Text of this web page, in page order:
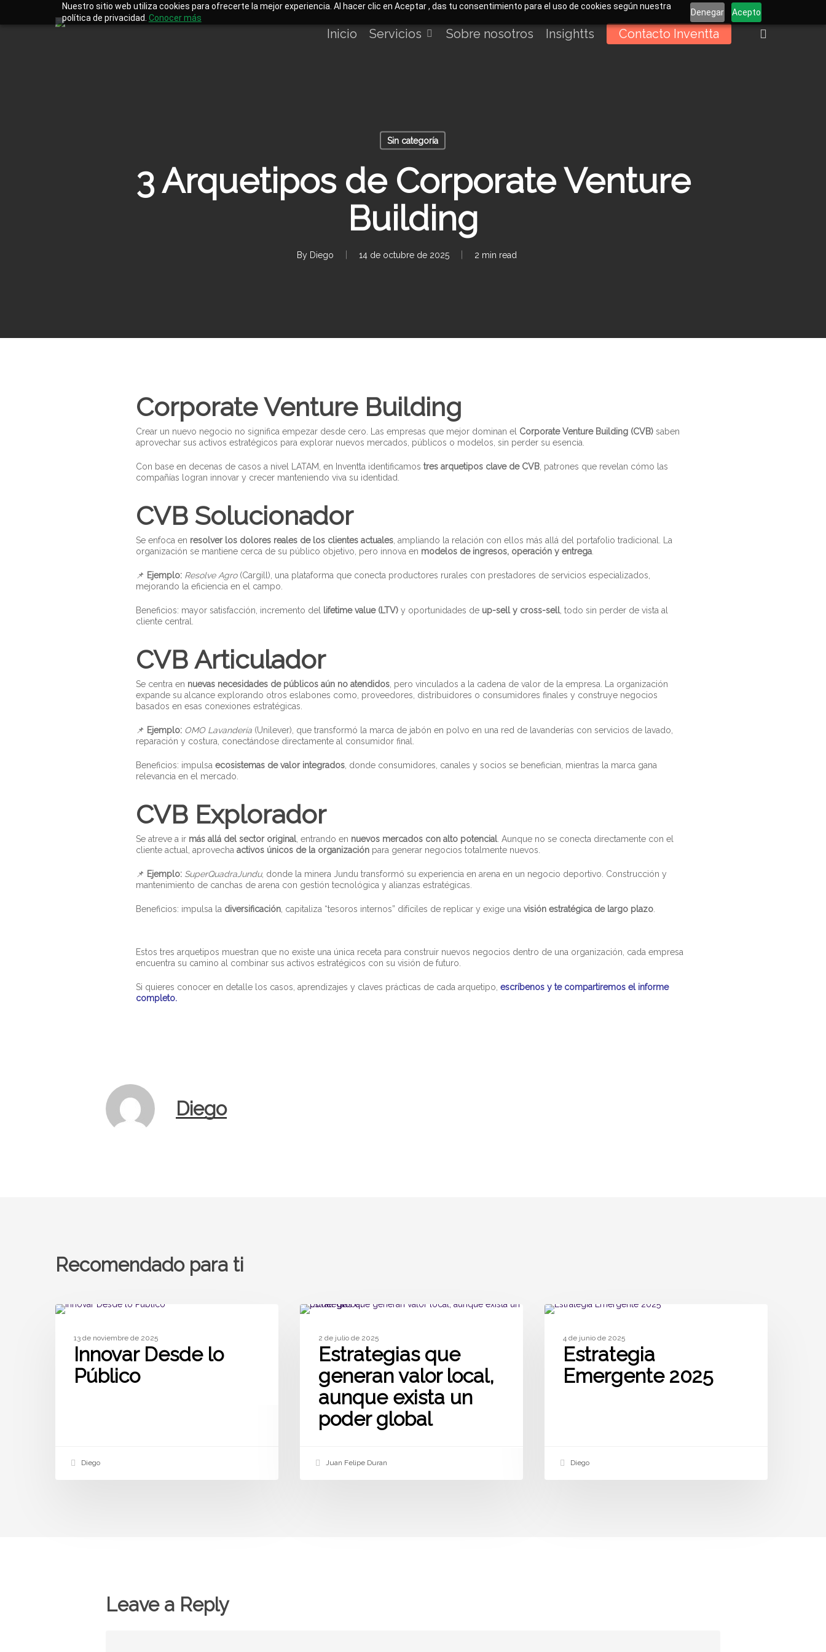
Nuestro sitio web utiliza cookies para ofrecerte la mejor experiencia. Al hacer clic en Aceptar , das tu consentimiento para el uso de cookies según nuestra
política de privacidad. Conocer más
Denegar Acepto
main
Pulsa enter para buscar o ESC para cerrar
Inicio Servicios Sobre nosotros Insightts Contacto Inventta
Sin categoría
3 Arquetipos de Corporate Venture
Building
By Diego 14 de octubre de 2025 2 min read
Corporate Venture Building
Crear un nuevo negocio no significa empezar desde cero. Las empresas que mejor dominan el Corporate Venture Building (CVB) saben
aprovechar sus activos estratégicos para explorar nuevos mercados, públicos o modelos, sin perder su esencia.
Con base en decenas de casos a nivel LATAM, en Inventta identificamostres arquetipos clave de CVB , patrones que revelan cómo las
compañías logran innovar y crecer manteniendo viva su identidad.
CVB Solucionador
Se enfoca en resolver los dolores reales de los clientes actuales , ampliando la relación con ellos más allá del portafolio tradicional. La
organización se mantiene cerca de su público objetivo, pero innova en modelos de ingresos, operación y entrega
📌 Ejemplo: Resolve Agro(Cargill), una plataforma que conecta productores rurales con prestadores de servicios especializados,
mejorando la eficiencia en el campo.
Beneficios: mayor satisfacción, incremento del lifetime value (LTV) y oportunidades de up-sell y cross-sell , todo sin perder de vista al
cliente central.
CVB Articulador
Se centra en nuevas necesidades de públicos aún no atendidos , pero vinculados a la cadena de valor de la empresa. La organización
expande su alcance explorando otros eslabones como, proveedores, distribuidores o consumidores finales y construye negocios
basados en esas conexiones estratégicas.
📌 Ejemplo: OMO Lavandería (Unilever), que transformó la marca de jabón en polvo en una red de lavanderías con servicios de lavado,
reparación y costura, conectándose directamente al consumidor final.
Beneficios: impulsaecosistemas de valor integrados , donde consumidores, canales y socios se benefician, mientras la marca gana
relevancia en el mercado.
CVB Explorador
Se atreve a ir más allá del sector original , entrando en nuevos mercados con alto potencial . Aunque no se conecta directamente con el
cliente actual, aprovechaactivos únicos de la organización para generar negocios totalmente nuevos.
📌 Ejemplo: SuperQuadraJundu, donde la minera Jundu transformó su experiencia en arena en un negocio deportivo. Construcción y
mantenimiento de canchas de arena con gestión tecnológica y alianzas estratégicas.
Beneficios: impulsa la diversificación , capitaliza “tesoros internos” difíciles de replicar y exige unavisión estratégica de largo plazo
Estos tres arquetipos muestran que no existe una única receta para construir nuevos negocios dentro de una organización, cada empresa
encuentra su camino al combinar sus activos estratégicos con su visión de futuro.
Si quieres conocer en detalle los casos, aprendizajes y claves prácticas de cada arquetipo,escríbenos y te compartiremos el informe
completo.
Diego
Recomendado para ti
13 de noviembre de 2025
Innovar Desde lo
Público
Diego
2 de julio de 2025
Estrategias que
generan valor local,
aunque exista un
poder global
Juan Felipe Duran
4 de junio de 2025
Estrategia
Emergente 2025
Diego
Leave a Reply